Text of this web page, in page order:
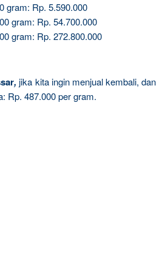
gram: Rp. 5.590.000
gram: Rp. 54.700.000
gram: Rp. 272.800.000
, jika kita ingin menjual kembali, dan
Rp. 487.000 per gram.